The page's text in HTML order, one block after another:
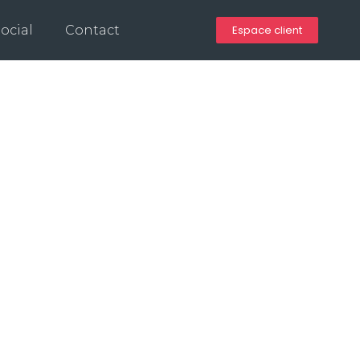
Contact Espace client